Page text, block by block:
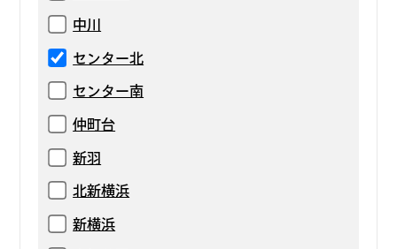
中川
センター北
センター南
仲町台
新羽
北新横浜
新横浜